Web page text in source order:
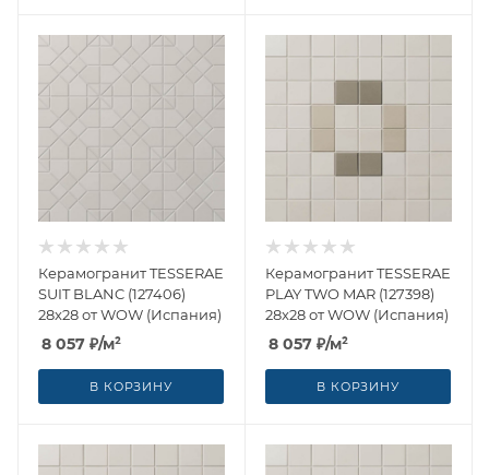
Керамогранит TESSERAE
SUIT BLANC (127406)
28x28 от WOW (Испания)
8 057 ₽/м²
В КОРЗИНУ
Керамогранит TESSERAE
PLAY TWO MAR (127398)
28x28 от WOW (Испания)
8 057 ₽/м²
В КОРЗИНУ